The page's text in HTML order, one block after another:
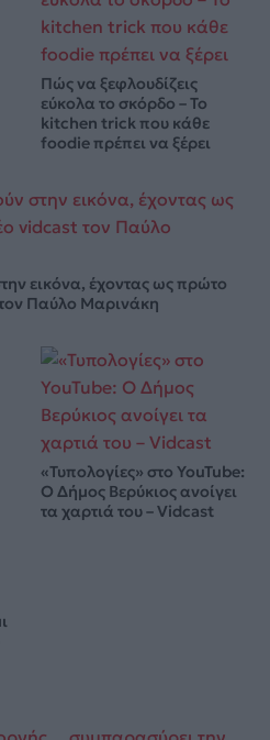
Πώς να ξεφλουδίζεις
εύκολα το σκόρδο – Το
kitchen trick που κάθε
foodie πρέπει να ξέρει
εικόνα, έχοντας ως πρώτο
Παύλο Μαρινάκη
«Τυπολογίες» στο YouTube:
Ο Δήμος Βερύκιος ανοίγει
τα χαρτιά του – Vidcast